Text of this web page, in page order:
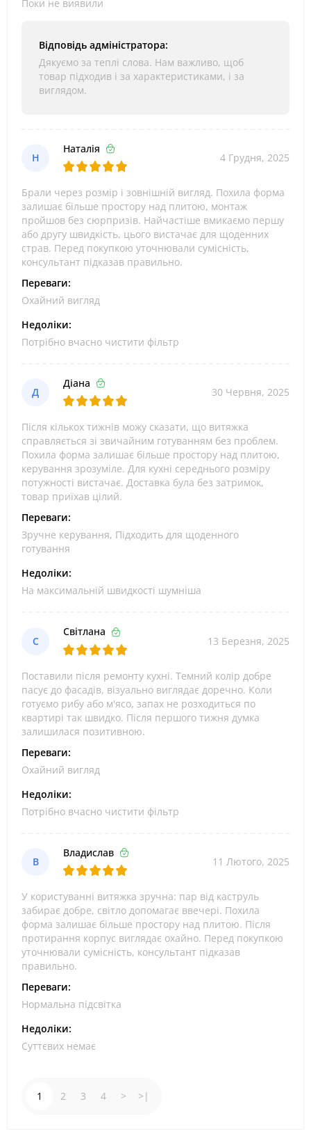
Поки не виявили
Відповідь адміністратора:
Дякуємо за теплі слова. Нам важливо, щоб
товар підходив і за характеристиками, і за
виглядом.
Н
Наталія
4 Грудня, 2025
Брали через розмір і зовнішній вигляд. Похила форма
залишає більше простору над плитою, монтаж
пройшов без сюрпризів. Найчастіше вмикаємо першу
або другу швидкість, цього вистачає для щоденних
страв. Перед покупкою уточнювали сумісність,
консультант підказав правильно.
Переваги:
Охайний вигляд
Недоліки:
Потрібно вчасно чистити фільтр
Д
Діана
30 Червня, 2025
Після кількох тижнів можу сказати, що витяжка
справляється зі звичайним готуванням без проблем.
Похила форма залишає більше простору над плитою,
керування зрозуміле. Для кухні середнього розміру
потужності вистачає. Доставка була без затримок,
товар приїхав цілий.
Переваги:
Зручне керування, Підходить для щоденного
готування
Недоліки:
На максимальній швидкості шумніша
С
Світлана
13 Березня, 2025
Поставили після ремонту кухні. Темний колір добре
пасує до фасадів, візуально виглядає доречно. Коли
готуємо рибу або м'ясо, запах не розходиться по
квартирі так швидко. Після першого тижня думка
залишилася позитивною.
Переваги:
Охайний вигляд
Недоліки:
Потрібно вчасно чистити фільтр
В
Владислав
11 Лютого, 2025
У користуванні витяжка зручна: пар від каструль
забирає добре, світло допомагає ввечері. Похила
форма залишає більше простору над плитою. Після
протирання корпус виглядає охайно. Перед покупкою
уточнювали сумісність, консультант підказав
правильно.
Переваги:
Нормальна підсвітка
Недоліки:
Суттєвих немає
1 2 3 4 > >|